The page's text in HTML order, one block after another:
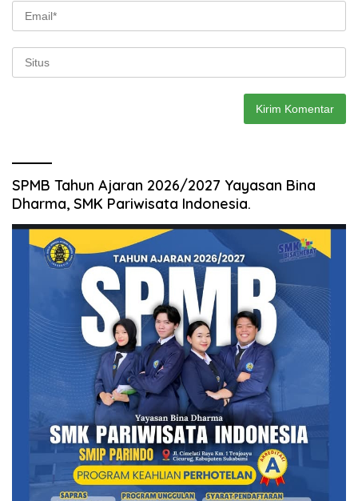
SPMB Tahun Ajaran 2026/2027 Yayasan Bina
Dharma, SMK Pariwisata Indonesia.